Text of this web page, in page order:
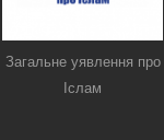
Загальне уявлення про
Іслам